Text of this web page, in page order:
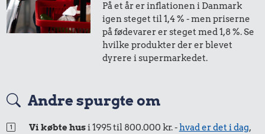
1,33 kr.
Banan 3,80 kr.
1 kg havregryn
3,04 kr.
1 dåse suppe
På et år er inflationen i Danmark
igen steget til 1,4 % - men priserne
på fødevarer er steget med 1,8 %. Se
hvilke produkter der er blevet
dyrere i supermarkedet.
Andre spurgte om
Vi købte husi 1995 til 800.000 kr. -hvad er det i dag,